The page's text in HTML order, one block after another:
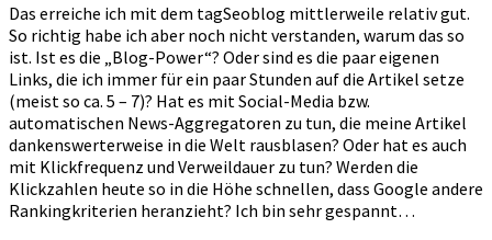
Das erreiche ich mit dem tagSeoblog mittlerweile relativ gut.
So richtig habe ich aber noch nicht verstanden, warum das so
ist. Ist es die „Blog-Power“? Oder sind es die paar eigenen
Links, die ich immer für ein paar Stunden auf die Artikel setze
(meist so ca. 5 – 7)? Hat es mit Social-Media bzw.
automatischen News-Aggregatoren zu tun, die meine Artikel
dankenswerterweise in die Welt rausblasen? Oder hat es auch
mit Klickfrequenz und Verweildauer zu tun? Werden die
Klickzahlen heute so in die Höhe schnellen, dass Google andere
Rankingkriterien heranzieht? Ich bin sehr gespannt…